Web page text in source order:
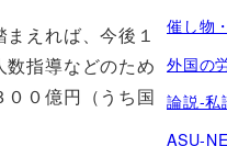
えれば、今後１
指導などのため
０億円（うち国
催し物
外国の
論説-私
ASU-